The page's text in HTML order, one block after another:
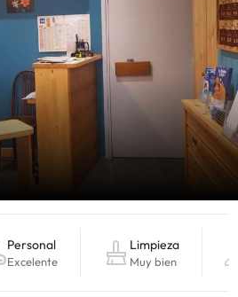
Personal
Excelente
Limpieza
Muy bien